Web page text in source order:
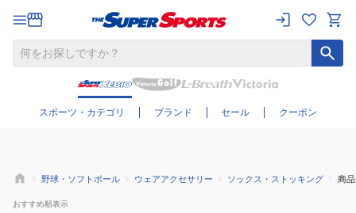
スポーツ・カテゴリ ブランド セール クーポン
さらに絞り込む
野球・ソフトボール ウェアアクセサリー ソックス・ストッキング 商
おすすめ順表示